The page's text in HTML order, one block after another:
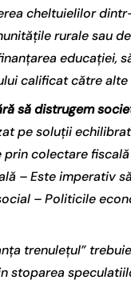
cheltuielilor
rurale sau
calificat către
să distrugem
pe soluții
colectare
– Este imperativ
– Politicile
trenulețul”
stoparea